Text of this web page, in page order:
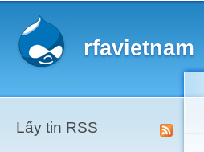
rfavietnam
Lấy tin RSS